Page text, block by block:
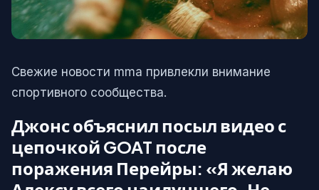
Свежие новости mma привлекли внимание
спортивного сообщества.
Джонс объяснил посыл видео с
цепочкой GOAT после
поражения Перейры: «Я желаю